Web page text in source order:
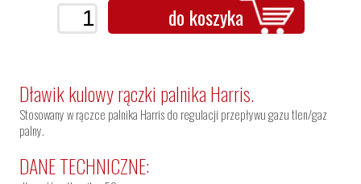
do koszyka
Dławik kulowy rączki palnika Harris.
Stosowany w rączce palnika Harris do regulacji przepływu gazu tlen/gaz
palny.
DANE TECHNICZNE: